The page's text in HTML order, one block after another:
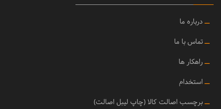
ــ درباره ما
ــتماس با ما
ــراهکار ها
ــ استخدام
ــبرچسب اصالت کالا (چاپ لیبل اصالت)